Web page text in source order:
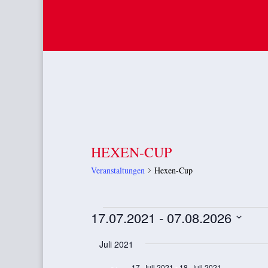
HEXEN-CUP
Veranstaltungen Hexen-Cup
VERANSTALTUNGEN
17.07.2021 - 07.08.2026
wählen.
Juli 2021